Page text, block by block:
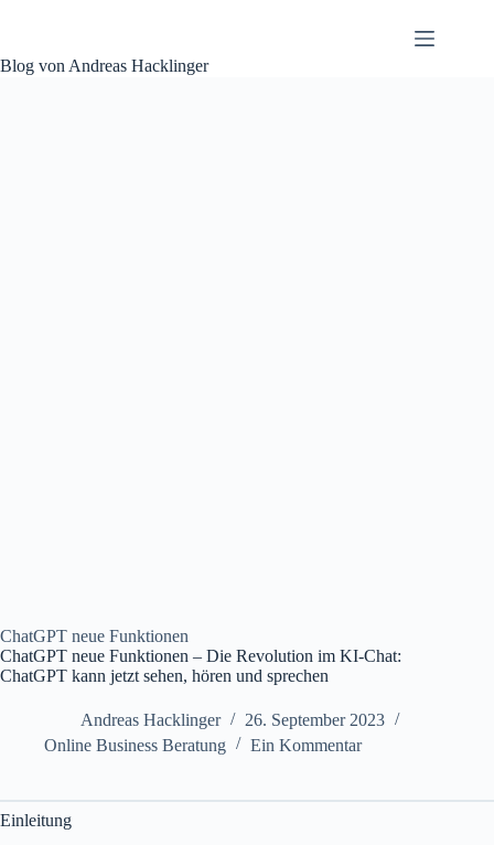
Blog von Andreas Hacklinger
ChatGPT neue Funktionen
ChatGPT neue Funktionen – Die Revolution im KI-Chat:
ChatGPT kann jetzt sehen, hören und sprechen
Andreas Hacklinger
26. September 2023
Online Business Beratung
Ein Kommentar
Einleitung